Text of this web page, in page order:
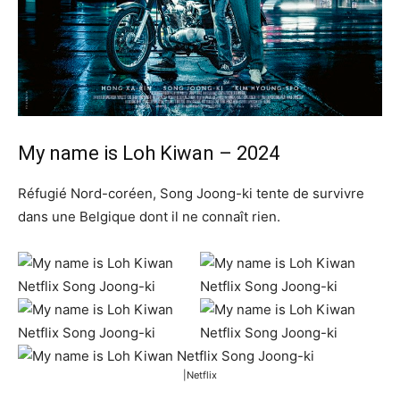
My name is Loh Kiwan – 2024
Réfugié Nord-coréen, Song Joong-ki tente de survivre
dans une Belgique dont il ne connaît rien.
|Netflix